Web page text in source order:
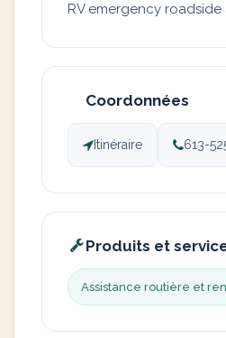
RV emergency
Coordonnées
Itinéraire 613-
Produits et
Assistance routière et